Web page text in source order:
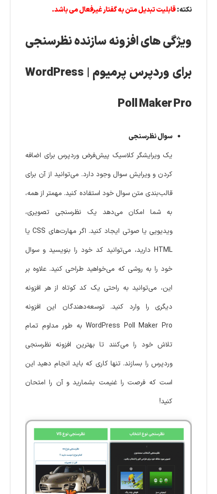
نکته:قابلیت تبدیل متن به گفتار غیرفعال می باشد.
ویژگی های افزونه سازنده نظرسنجی
برای وردپرس پرمیوم | WordPress
Poll Maker Pro
سوال نظرسنجی
یک ویرایشگر کلاسیک پیش‌فرض وردپرس برای اضافه
کردن و ویرایش سوال وجود دارد. می‌توانید از آن برای
قالب‌بندی متن سوال خود استفاده کنید. مهمتر از همه،
به شما امکان می‌دهد یک نظرسنجی تصویری،
ویدیویی یا صوتی ایجاد کنید. اگر مهارت‌های CSS یا
HTML دارید، می‌توانید کد خود را بنویسید و سوال
خود را به روشی که می‌خواهید طراحی کنید. علاوه بر
این، می‌توانید به راحتی یک کد کوتاه از هر افزونه
دیگری را وارد کنید. توسعه‌دهندگان این افزونه
WordPress Poll Maker Pro به طور مداوم تمام
تلاش خود را می‌کنند تا بهترین افزونه نظرسنجی
وردپرس را بسازند. تنها کاری که باید انجام دهید این
است که فرصت را غنیمت بشمارید و آن را امتحان
کنید!